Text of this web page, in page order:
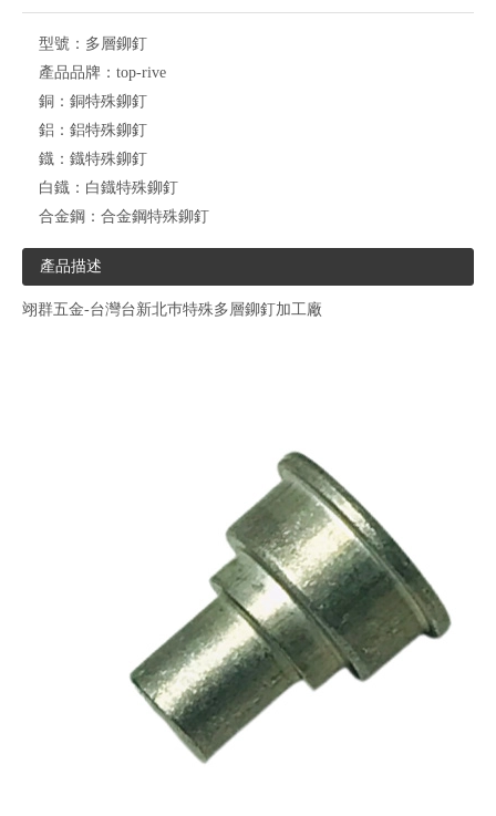
型號： 多層鉚釘
產品品牌： top-rive
銅： 銅特殊鉚釘
鋁： 鋁特殊鉚釘
鐡： 鐡特殊鉚釘
白鐡： 白鐡特殊鉚釘
合金鋼： 合金鋼特殊鉚釘
產品描述
翊群五金-台灣台新北巿特殊多層鉚釘加工廠